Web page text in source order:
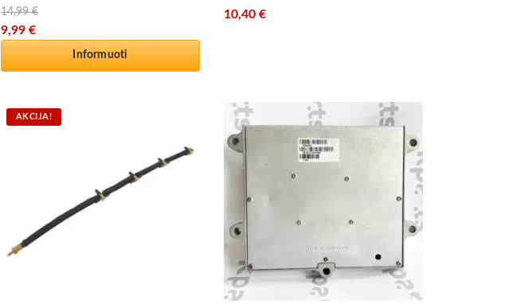
14,99€
Original price was: 14,99 €.
9,99 €
Current price is: 9,99 €.
Informuoti
10,40 €
AKCIJA!